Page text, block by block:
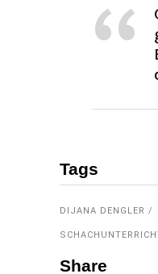
Tags
DIJANA DENGLER
Share